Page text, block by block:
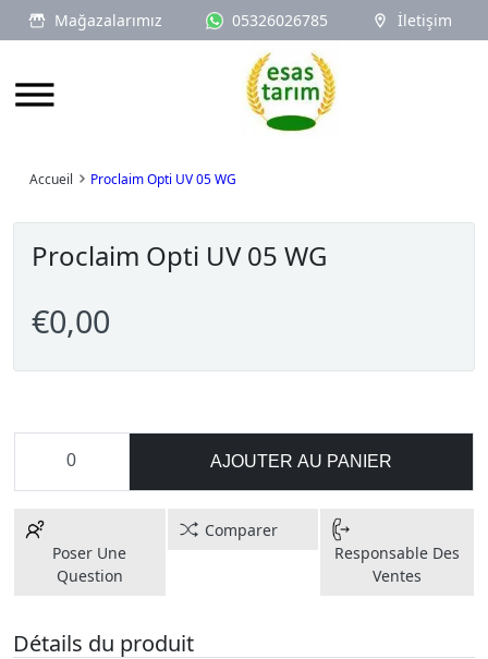
Mağazalarımız 05326026785 İletişim
Logo
Accueil Proclaim Opti UV 05 WG
Proclaim Opti UV 05 WG
€0,00
AJOUTER AU PANIER
Poser Une
Question
Comparer
Responsable Des
Ventes
Détails du produit